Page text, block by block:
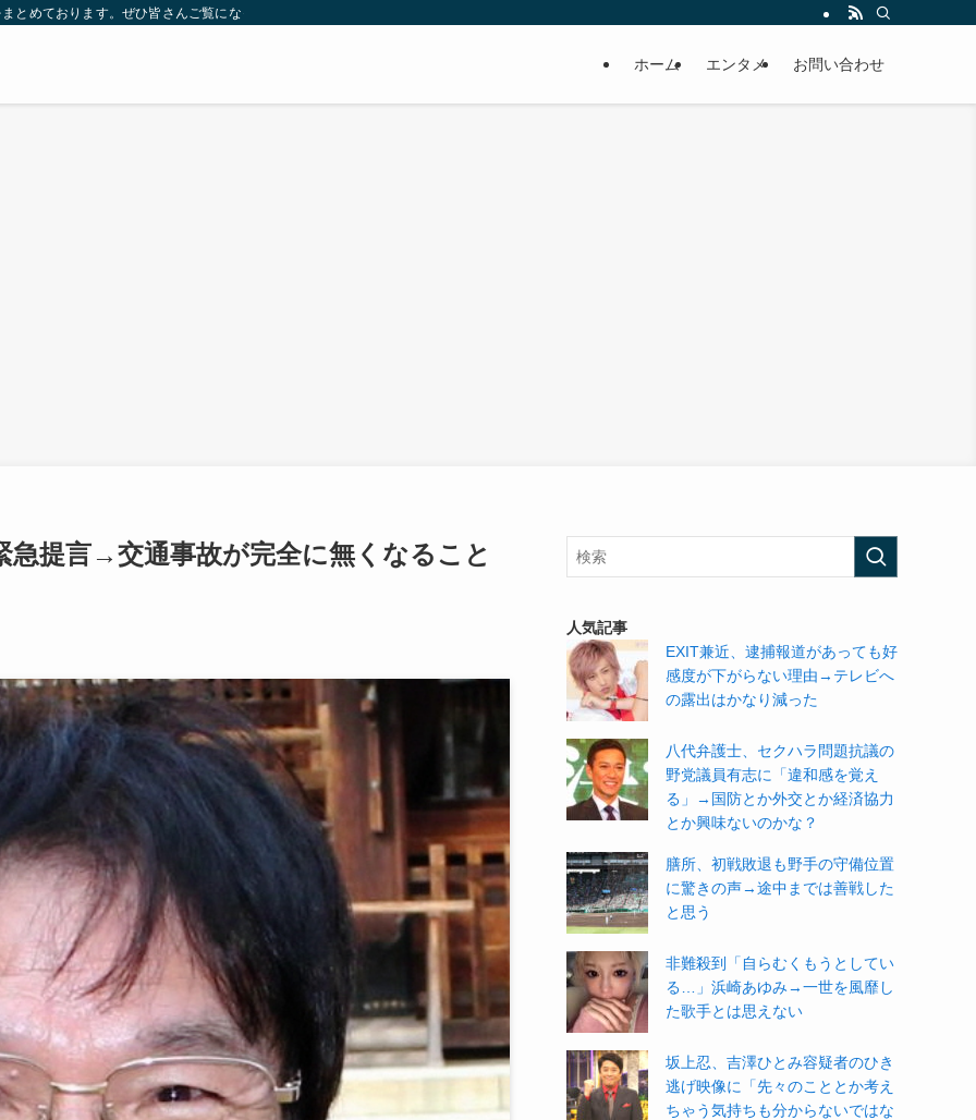
とめております。ぜひ皆さんご覧になっていってください。
ホーム エンタメ お問い合わせ
提言→交通事故が完全に無くなること
人気記事
EXIT兼近、逮捕報道があっても好
感度が下がらない理由→テレビへ
の露出はかなり減った
八代弁護士、セクハラ問題抗議の
野党議員有志に「違和感を覚え
る」→国防とか外交とか経済協力
とか興味ないのかな？
膳所、初戦敗退も野手の守備位置
に驚きの声→途中までは善戦した
と思う
非難殺到「自らむくもうとしてい
る…」浜崎あゆみ→一世を風靡し
た歌手とは思えない
坂上忍、吉澤ひとみ容疑者のひき
逃げ映像に「先々のこととか考え
ちゃう気持ちも分からないではな